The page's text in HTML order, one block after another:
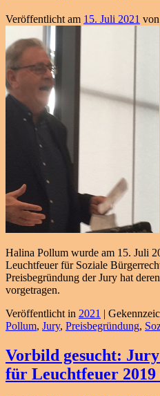
Veröffentlicht am 15. Juli 2021 von
Halina Pollum wurde am 15. Juli
Leuchtfeuer für Soziale
Preisbegründung der Jury hat
vorgetragen.
Veröffentlicht in 2021 |
Pollum, Jury, Preisbegründung,
Vorbild gesucht:
für Leuchtfeuer 2019